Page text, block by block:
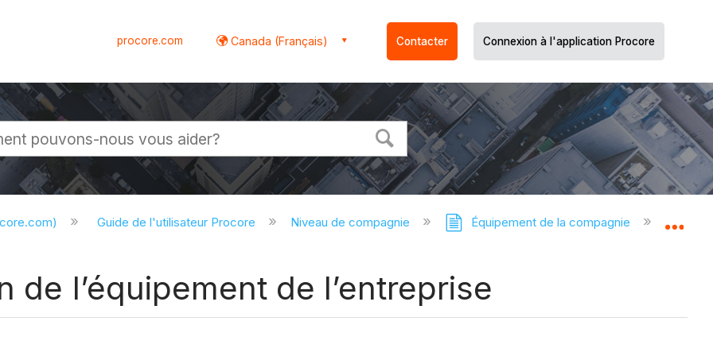
procore.com Canada (Français) Contacter Connexion à l'application Procore
Guide de l'utilisateur Procore Niveau de compagnie Équipement de la compagnie
l’équipement de l’entreprise